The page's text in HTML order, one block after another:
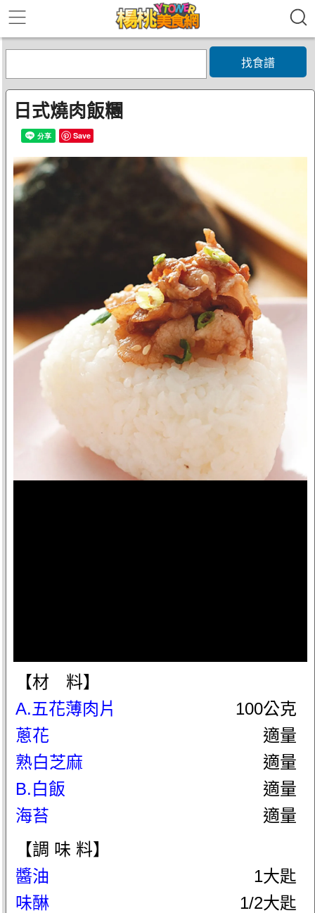
找食譜
日式燒肉飯糰
Save
【材 料】
A.五花薄肉片
100公克
蔥花
適量
熟白芝麻
適量
B.白飯
適量
海苔
適量
【調 味 料】
醬油
1大匙
味醂
1/2大匙